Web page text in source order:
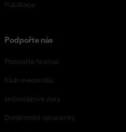
Publikace
Podpořte nás
Podpořte festival
Klub mecenášů
Jednorázové dary
Donátorské vstupenky